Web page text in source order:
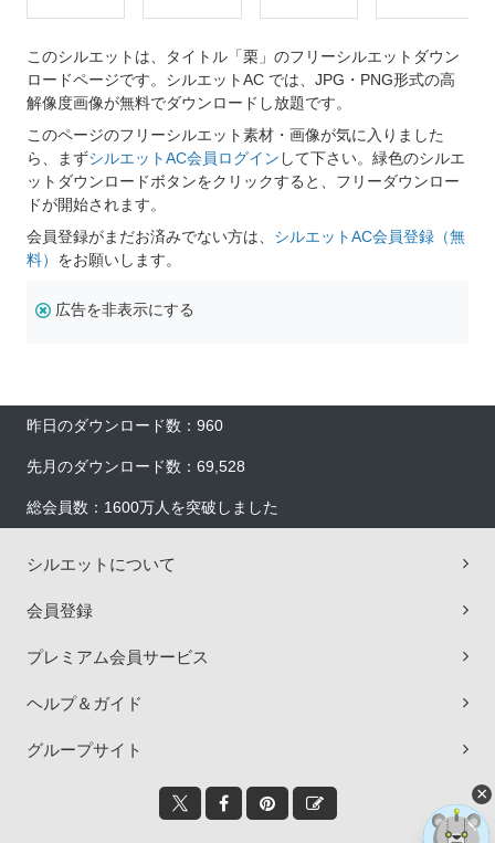
このシルエットは、タイトル「栗」のフリーシルエットダウン
ロードページです。シルエットAC では、JPG・PNG形式の高
解像度画像が無料でダウンロードし放題です。
このページのフリーシルエット素材・画像が気に入りました
ら、まずシルエットAC会員ログイン して下さい。緑色のシルエ
ットダウンロードボタンをクリックすると、フリーダウンロー
ドが開始されます。
会員登録がまだお済みでない方は、 シルエットAC会員登録（無
料） をお願いします。
広告を非表示にする
昨日のダウンロード数：960
先月のダウンロード数：69,528
総会員数：1600万人を突破しました
シルエットについて
会員登録
プレミアム会員サービス
ヘルプ＆ガイド
グループサイト
×